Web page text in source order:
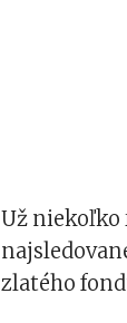
Už niekoľko
zlatého